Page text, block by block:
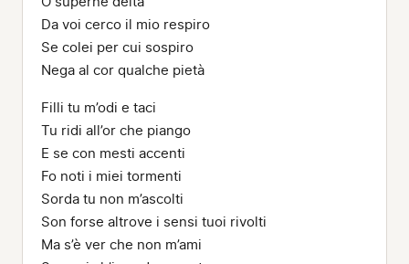
Da voi cerco il mio respiro
Se colei per cui sospiro
Nega al cor qualche pietà
Filli tu m’odi e taci
Tu ridi all’or che piango
E se con mesti accenti
Fo noti i miei tormenti
Sorda tu non m’ascolti
Son forse altrove i sensi tuoi rivolti
Ma s’è ver che non m’ami